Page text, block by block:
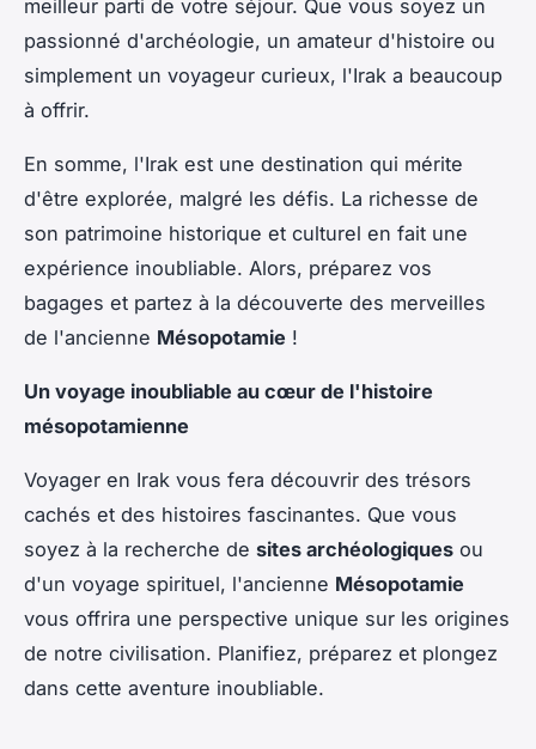
meilleur parti de votre séjour. Que vous soyez un
passionné d'archéologie, un amateur d'histoire ou
simplement un voyageur curieux, l'Irak a beaucoup
à offrir.
En somme, l'Irak est une destination qui mérite
d'être explorée, malgré les défis. La richesse de
son patrimoine historique et culturel en fait une
expérience inoubliable. Alors, préparez vos
bagages et partez à la découverte des merveilles
de l'ancienne Mésopotamie !
Un voyage inoubliable au cœur de l'histoire
mésopotamienne
Voyager en Irak vous fera découvrir des trésors
cachés et des histoires fascinantes. Que vous
soyez à la recherche de sites archéologiques ou
d'un voyage spirituel, l'ancienne Mésopotamie
vous offrira une perspective unique sur les origines
de notre civilisation. Planifiez, préparez et plongez
dans cette aventure inoubliable.